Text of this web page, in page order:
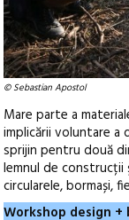
© Sebastian Apostol
Mare parte a
implicării voluntare a
sprijin pentru două
lemnul de construcții
circularele, bormași,
Workshop design +